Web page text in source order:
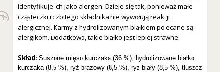
identyfikuje ich jako alergen. Dzieje się tak, ponieważ małe
cząsteczki rozbitego składnika nie wywołują reakcji
alergicznej. Karmy z hydrolizowanym białkiem polecane są
alergikom. Dodatkowo, takie białko jest lepiej strawne.
Skład: Suszone mięso kurczaka (36 %), hydrolizowane białko
kurczaka (8,5 %), ryż brązowy (8,5 %), ryż biały (8,5 %), tłuszcz